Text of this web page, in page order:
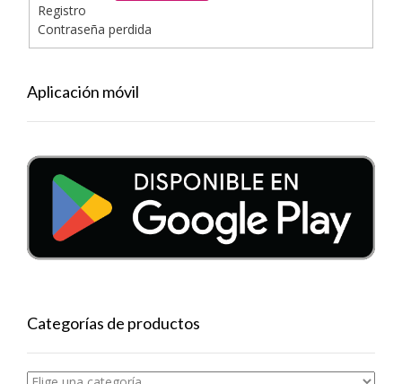
Registro
Contraseña perdida
Aplicación móvil
Categorías de productos